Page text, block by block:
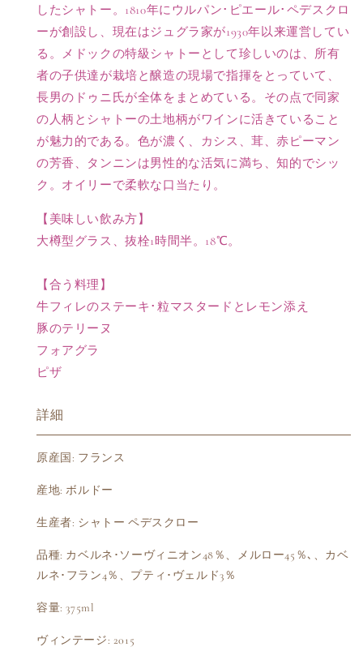
ク
ロ
ー
ポ
イ
ヤ
ッ
ク
特
級
【375ml】
の
を
減
ら
す
ク
ロ
ー
ポ
イ
ヤ
ッ
ク
特
級
【375ml】
の
増
したシャトー。1810年にウルパン･ピエール･ペデスクロ
ーが創設し、現在はジュグラ家が1930年以来運営してい
る。メドックの特級シャトーとして珍しいのは、所有
者の子供達が栽培と醸造の現場で指揮をとっていて、
長男のドゥニ氏が全体をまとめている。その点で同家
の人柄とシャトーの土地柄がワインに活きていること
が魅力的である。色が濃く、カシス、茸、赤ピーマン
の芳香、タンニンは男性的な活気に満ち、知的でシッ
ク。オイリーで柔軟な口当たり。
【美味しい飲み方】
大樽型グラス、抜栓1時間半。18℃。
【合う料理】
牛フィレのステーキ･粒マスタードとレモン添え
豚のテリーヌ
フォアグラ
ピザ
詳細
原産国: フランス
産地: ボルドー
生産者: シャトー ペデスクロー
品種: カベルネ･ソーヴィニオン48％、メルロー45％､、カベ
ルネ･フラン4％、プティ･ヴェルド3％
容量: 375ml
ヴィンテージ: 2015